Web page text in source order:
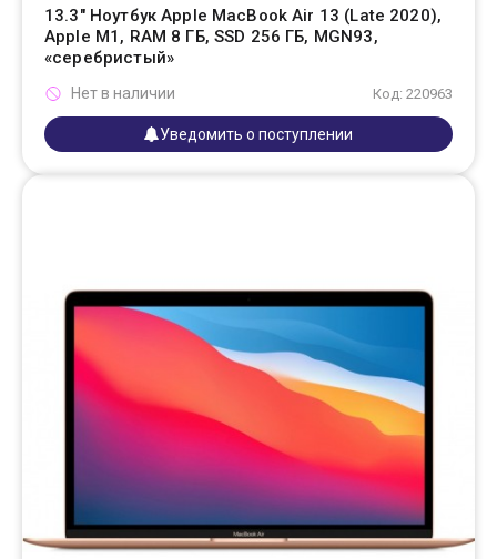
13.3" Ноутбук Apple MacBook Air 13 (Late 2020),
Apple M1, RAM 8 ГБ, SSD 256 ГБ, MGN93,
«серебристый»
Код: 220963
Нет в наличии
Уведомить о поступлении